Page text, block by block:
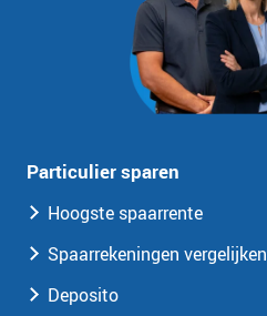
Particulier sparen
Hoogste spaarrente
Spaarrekeningen vergelijken
Deposito